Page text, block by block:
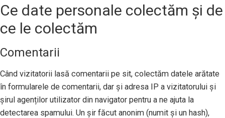
Ce date personale colectăm și de
ce le colectăm
Comentarii
Când vizitatorii lasă comentarii pe sit, colectăm datele arătate
în formularele de comentarii, dar și adresa IP a vizitatorului și
șirul agenților utilizator din navigator pentru a ne ajuta la
detectarea spamului. Un șir făcut anonim (numit și un hash),